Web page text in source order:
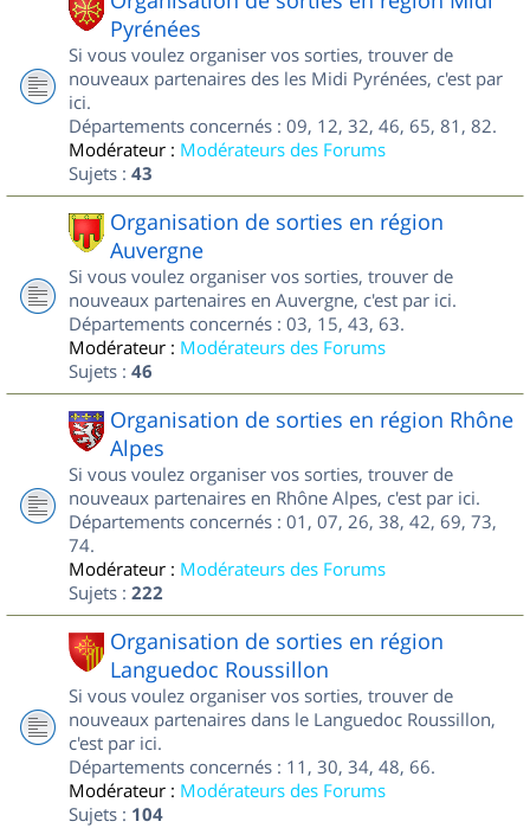
Pyrénées
Si vous voulez organiser vos sorties, trouver de
nouveaux partenaires des les Midi Pyrénées, c'est par
ici.
Départements concernés : 09, 12, 32, 46, 65, 81, 82.
Modérateur : Modérateurs des Forums
Sujets : 43
Organisation de sorties en région
Auvergne
Si vous voulez organiser vos sorties, trouver de
nouveaux partenaires en Auvergne, c'est par ici.
Départements concernés : 03, 15, 43, 63.
Modérateur : Modérateurs des Forums
Sujets : 46
Organisation de sorties en région Rhône
Alpes
Si vous voulez organiser vos sorties, trouver de
nouveaux partenaires en Rhône Alpes, c'est par ici.
Départements concernés : 01, 07, 26, 38, 42, 69, 73,
74.
Modérateur : Modérateurs des Forums
Sujets : 222
Organisation de sorties en région
Languedoc Roussillon
Si vous voulez organiser vos sorties, trouver de
nouveaux partenaires dans le Languedoc Roussillon,
c'est par ici.
Départements concernés : 11, 30, 34, 48, 66.
Modérateur : Modérateurs des Forums
Sujets : 104